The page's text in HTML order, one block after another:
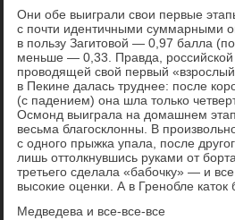
Они обе выиграли свои первые
с почти идентичными суммарными
в пользу Загитовой — 0,97 балла
меньше — 0,33. Правда, российской
проводящей свой первый
в Пекине далась труднее: после
(с падением) она шла только
Осмонд выиграла на домашнем
весьма благосклонны. В
с одного прыжка упала, после
лишь оттолкнувшись руками от
третьего сделала «бабочку» — и
высокие оценки. А в Гренобле
Медведева и все-все-все